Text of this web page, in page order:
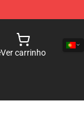
Ver carrinho